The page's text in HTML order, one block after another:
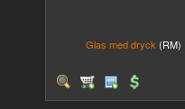
Glas med dryck (RM)